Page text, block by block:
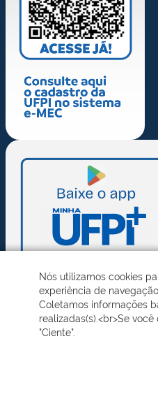
Nós utilizamos cookies
experiência de
Coletamos informações
realizadas(s).<br>Se
"Ciente".